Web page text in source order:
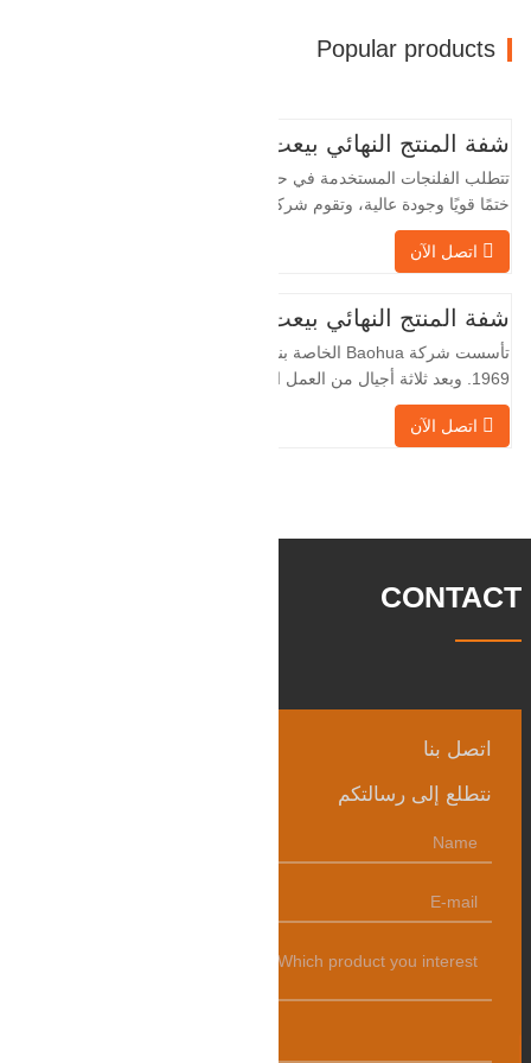
Popular products
شفة المنتج النهائي بيعت
تتطلب الفلنجات المستخدمة في حقول النفط
الخاصة بنا بمعالجة الفلنجات في حقول النفط
لسنوات عديدة وتقوم بتصديرها بشكل غير
لأن الصناعة المحلية ليست مثالية، فإننا نريد
الاستيراد والتصدير مباشرة مع العملاء
الأجانب،
اتصل الآن
شفة المنتج النهائي بيعت
تأسست شركة Baohua الخاصة بنا في عام
1969. وبعد ثلاثة أجيال من العمل الشاق،
وتوليد طاقة الرياح وقطع
اتصل الآن
CONTACT
اتصل بنا
نتطلع إلى رسالتكم